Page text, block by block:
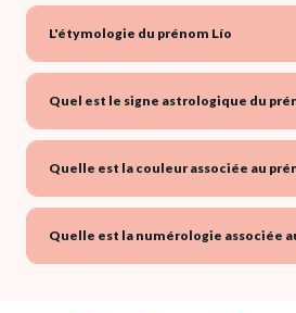
L'étymologie du prénom Lío
Quel est le signe astrologique du
Quelle est la couleur associée au
Quelle est la numérologie associée